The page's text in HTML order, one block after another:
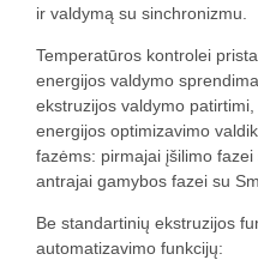
ir valdymą su sinchronizmu.
Temperatūros kontrolei
energijos valdymo
ekstruzijos valdymo
energijos optimizavimo
fazėms: pirmajai įšilimo
antrajai gamybos fazei su
Be standartinių ekstruzijos
automatizavimo funkcijų: